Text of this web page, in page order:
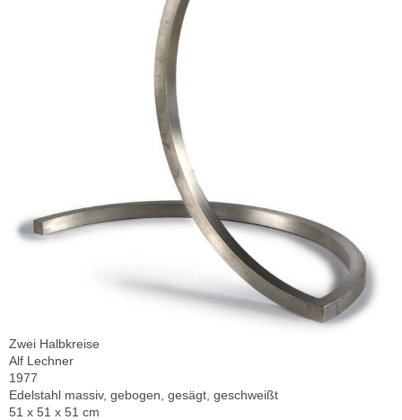
Zwei Halbkreise
Alf Lechner
1977
Edelstahl massiv, gebogen, gesägt, geschweißt
51 x 51 x 51 cm